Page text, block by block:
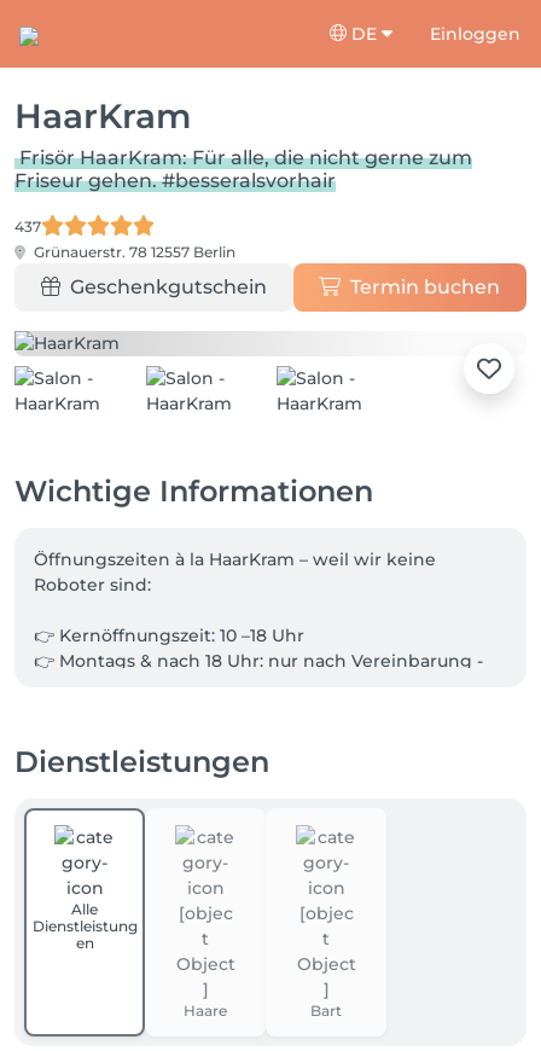
DE Einloggen
HaarKram
Frisör HaarKram: Für alle, die nicht gerne zum
Friseur gehen. #besseralsvorhair
437
Grünauerstr. 78 12557 Berlin
Geschenkgutschein Termin buchen
Wichtige Informationen
Öffnungszeiten à la HaarKram – weil wir keine
Roboter sind:
👉 Kernöffnungszeit: 10 –18 Uhr
👉 Montags & nach 18 Uhr: nur nach Vereinbarung -
ist. Ist sie weg, schlafen wir eine Runde länger und
Kurz gesagt:
Wir sind da, wenn wir da sind – und dann mit voller
Power. 💥 Termine?! Am besten vorher sichern 💌
Unsere Preise richten sich nach Haarlänge und
Aufwand – nicht nach deinem Geschlecht. So bleibt’s
fair, transparent und zeitgemäß.
Dienstleistungen
Alle
Dienstleistung
en
Haare Bart